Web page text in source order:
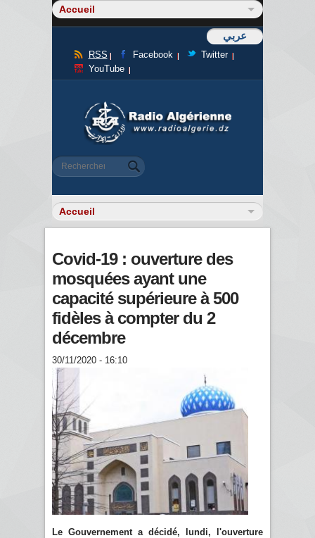
عربي
RSS Facebook
Twitter
YouTube
Formulaire de recherche
Rechercher
Covid-19 : ouverture des
mosquées ayant une
capacité supérieure à 500
fidèles à compter du 2
décembre
30/11/2020 - 16:10
Le Gouvernement a décidé, lundi, l'ouverture